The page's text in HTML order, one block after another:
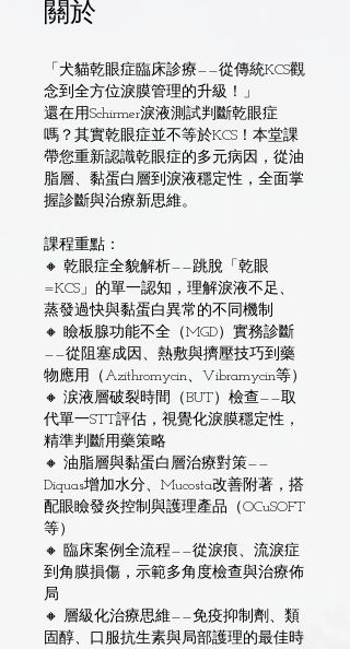
關於
「犬貓乾眼症臨床診療——從傳統KCS觀
念到全方位淚膜管理的升級！」
還在用Schirmer淚液測試判斷乾眼症
嗎？其實乾眼症並不等於KCS！本堂課
帶您重新認識乾眼症的多元病因，從油
脂層、黏蛋白層到淚液穩定性，全面掌
握診斷與治療新思維。
課程重點：
🔸 乾眼症全貌解析——跳脫「乾眼
=KCS」的單一認知，理解淚液不足、
蒸發過快與黏蛋白異常的不同機制
🔸 瞼板腺功能不全（MGD）實務診斷
——從阻塞成因、熱敷與擠壓技巧到藥
物應用（Azithromycin、Vibramycin等）
🔸 涙液層破裂時間（BUT）檢查——取
代單一STT評估，視覺化淚膜穩定性，
精準判斷用藥策略
🔸 油脂層與黏蛋白層治療對策——
Diquas增加水分、Mucosta改善附著，搭
配眼瞼發炎控制與護理產品（OCuSOFT
等）
🔸 臨床案例全流程——從淚痕、流淚症
到角膜損傷，示範多角度檢查與治療佈
局
🔸 層級化治療思維——免疫抑制劑、類
固醇、口服抗生素與局部護理的最佳時